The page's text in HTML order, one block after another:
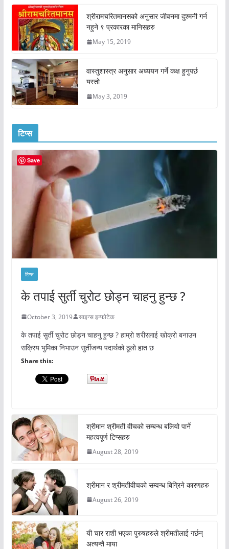
श्रीरामचरितमानसको अनुसार जीवनमा दुश्मनी गर्न
नहुने ९ प्रकारका मानिसहरु
May 15, 2019
वास्तुशास्त्र अनुसार अध्ययन गर्ने कक्ष हुनुपर्छ
यस्तो
May 3, 2019
टिप्स
टिप्स
के तपाई सुर्ती चुरोट छोड्न चाहनु हुन्छ ?
October 3, 2019 साइन्स इन्फोटेक
के तपाई सुर्ती चुरोट छोड्न चाहनु हुन्छ ? हाम्रो शरीरलाई खोक्रो बनाउन
सक्रिय भुमिका निभाउन सुर्तीजन्य पदार्थको ठूलो हात छ
Share this:
श्रीमान श्रीमती वीचको सम्बन्ध बलियो पार्ने
महत्वपूर्ण टिप्सहरु
August 28, 2019
श्रीमान र श्रीमतीवीचको सम्वन्ध बिग्रिने कारणहरु
August 26, 2019
यी चार राशी भएका पुरुषहरुले श्रीमतीलाई गर्छन्
अत्यन्तै माया
Save